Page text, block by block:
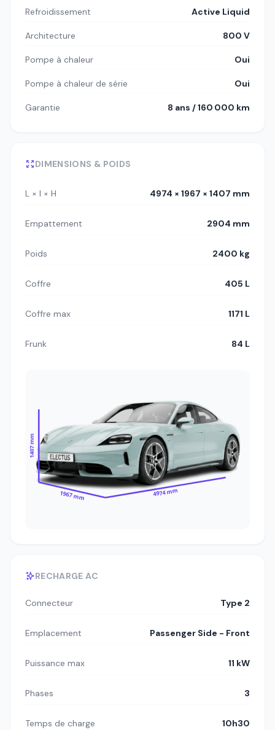
Refroidissement Active Liquid
Architecture 800 V
Pompe à chaleur Oui
Pompe à chaleur de série Oui
Garantie 8 ans / 160 000 km
DIMENSIONS & POIDS
L × l × H 4974 × 1967 × 1407 mm
Empattement 2904 mm
Poids 2400 kg
Coffre 405 L
Coffre max 1171 L
Frunk 84 L
1407 mm
1967 mm 4974 mm
RECHARGE AC
Connecteur Type 2
Emplacement Passenger Side - Front
Puissance max 11 kW
Phases 3
Temps de charge 10h30